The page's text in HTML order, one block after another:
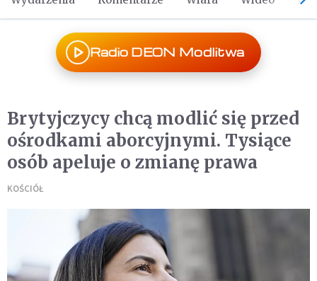
Radio DEON Modlitwa
Brytyjczycy chcą modlić się przed
ośrodkami aborcyjnymi. Tysiące
osób apeluje o zmianę prawa
KOŚCIÓŁ